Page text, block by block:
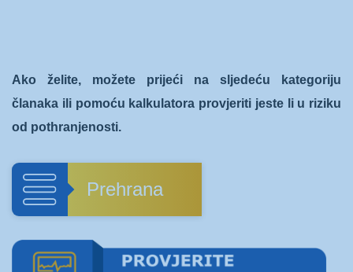
Ako želite, možete prijeći na sljedeću kategoriju
članaka ili pomoću kalkulatora provjeriti jeste li u riziku
od pothranjenosti.
Prehrana